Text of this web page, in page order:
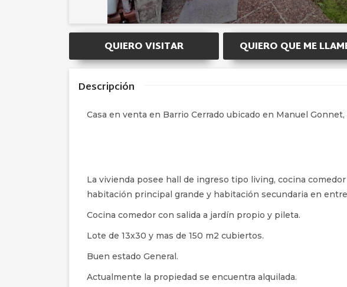
QUIERO VISITAR QUIERO QUE ME
Descripción
Casa en venta en Barrio Cerrado ubicado en Manuel
La vivienda posee hall de ingreso tipo living, cocina
habitación principal grande y habitación secundaria en
Cocina comedor con salida a jardín propio y pileta.
Lote de 13x30 y mas de 150 m2 cubiertos.
Buen estado General.
Actualmente la propiedad se encuentra alquilada.